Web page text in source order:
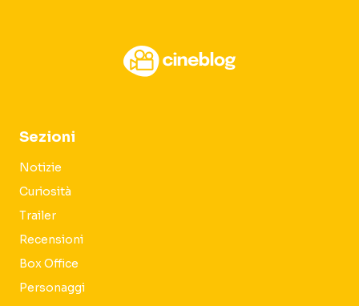
Sezioni
Notizie
Curiosità
Trailer
Recensioni
Box Office
Personaggi